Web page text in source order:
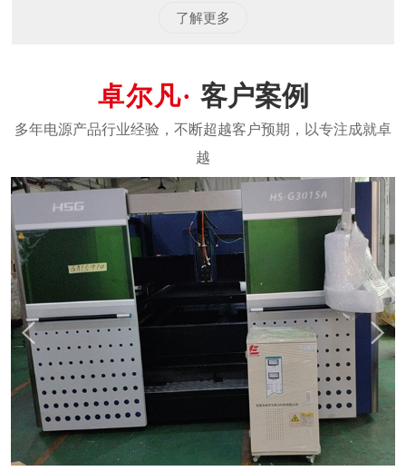
东莞市卓尔凡电力科技有限公司
产以及智慧能源解决方案服务。公司以“技术驱动能源创
新”为核心理念，致力于为工业、商业及公共事业领域提供安
全、高效的电力系统综合服务。作为电能质量优化领域的核
心供应商，卓尔凡电力在电力设备制造领域深耕多年，专注
于研发和生产工业级三相/单相变压器、精...
了解更多
客户案例